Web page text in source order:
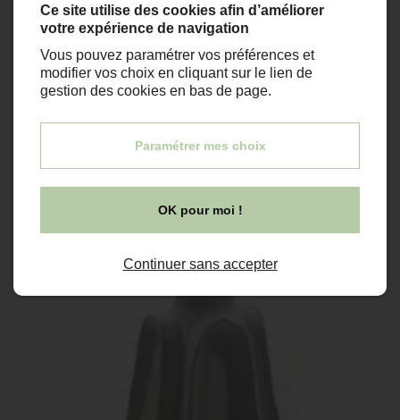
167,30 €
Ce site utilise des cookies afin d’améliorer
votre expérience de navigation
Vous pouvez paramétrer vos préférences et
modifier vos choix en cliquant sur le lien de
gestion des cookies en bas de page.
Paramétrer mes choix
OK pour moi !
Continuer sans accepter